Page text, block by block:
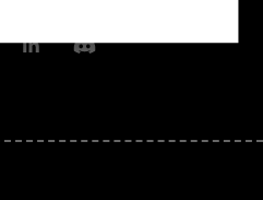
LinkedinDiscord